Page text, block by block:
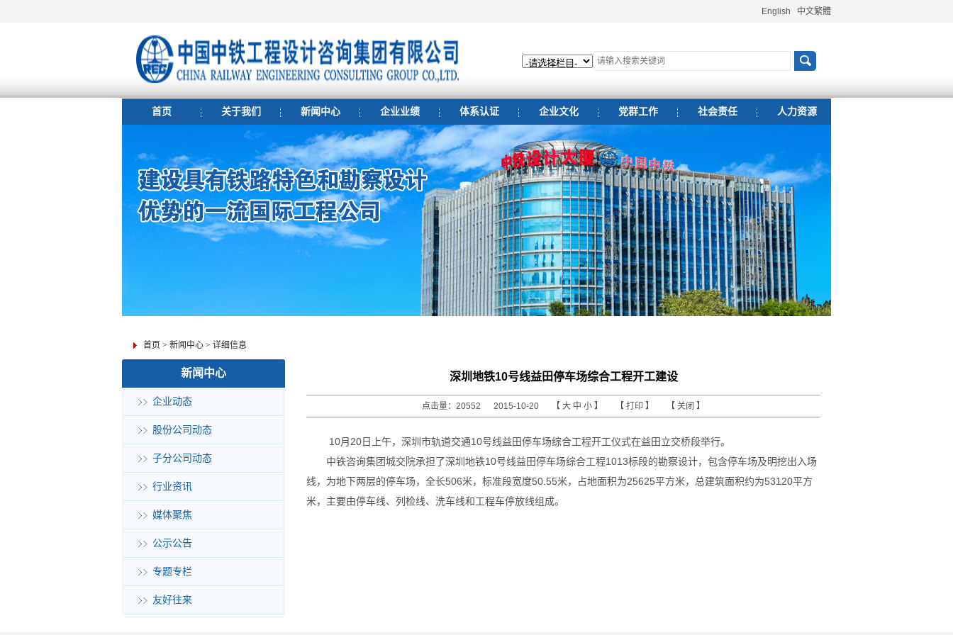
English 中文繁體
首页 关于我们 新闻中心 企业业绩 体系认证 企业文化 党群工作 社会责任 人力资源
首页 > 新闻中心 > 详细信息
新闻中心
企业动态
股份公司动态
子分公司动态
行业资讯
媒体聚焦
公示公告
专题专栏
友好往来
深圳地铁10号线益田停车场综合工程开工建设
点击量：20552 2015-10-20 【 大 中 小 】 【 打印 】 【 关闭 】
10月20日上午，深圳市轨道交通10号线益田停车场综合工程开工仪式在益田立交桥段举行。
中铁咨询集团城交院承担了深圳地铁10号线益田停车场综合工程1013标段的勘察设计，包含停车场及明挖出入场
线，为地下两层的停车场，全长506米，标准段宽度50.55米，占地面积为25625平方米，总建筑面积约为53120平方
米，主要由停车线、列检线、洗车线和工程车停放线组成。